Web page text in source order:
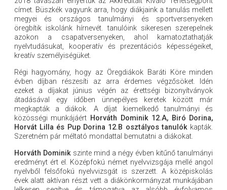
címet. Büszkék vagyunk arra, hogy diákjaink a tanulás mellett
megyei és országos tanulmányi és sportversenyeken
öregbítik iskolánk hírnevét. tanulóink sikeresen szerepelnek
azokon a csapatversenyeken, ahol kamatoztathatják
nyelvtudásukat, kooperatív és prezentációs képességeiket,
kreatív személyiségüket.
Régi hagyomány, hogy az Öregdiákok Baráti Köre minden
évben díjban részesíti az arra érdemes végzősöket. Idén
ezeket a díjakat június végén az érettségi bizonyítványok
átadásával egy időben ünnepélyes keretek között már
megkapták a diákok. A díjat kiemelkedő tanulmányi és
közösségi munkájáért Horváth Dominik 12.A, Biró Dorina,
Horvát Lilla és Pup Dorina 12.B osztályos tanulók kapták.
Szeretném pár méltató mondattal bemutatni a diákokat.
Horváth Dominikszinte mind a négy évben kitűnő tanulmányi
eredményt ért el. Középfokú német nyelvvizsgája mellé angol
nyelvből felsőfokú nyelvvizsgát is szerzett. A középiskolás
évek alatt aktívan részt vett a diákönkormányzat munkájában